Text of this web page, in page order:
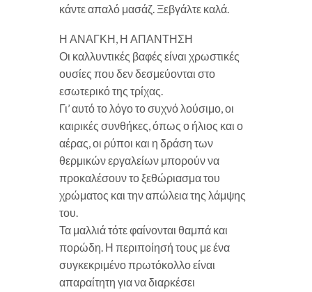
κάντε απαλό μασάζ. Ξεβγάλτε καλά.
Η ΑΝΑΓΚΗ, Η ΑΠΑΝΤΗΣΗ
Οι καλλυντικές βαφές είναι χρωστικές
ουσίες που δεν δεσμεύονται στο
εσωτερικό της τρίχας.
Γι’ αυτό το λόγο το συχνό λούσιμο, οι
καιρικές συνθήκες, όπως ο ήλιος και ο
αέρας, οι ρύποι και η δράση των
θερμικών εργαλείων μπορούν να
προκαλέσουν το ξεθώριασμα του
χρώματος και την απώλεια της λάμψης
του.
Τα μαλλιά τότε φαίνονται θαμπά και
πορώδη. Η περιποίησή τους με ένα
συγκεκριμένο πρωτόκολλο είναι
απαραίτητη για να διαρκέσει